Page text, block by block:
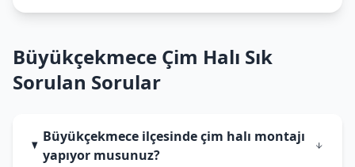
Büyükçekmece Çim Halı Sık
Sorulan Sorular
Büyükçekmece ilçesinde çim halı montajı
yapıyor musunuz?